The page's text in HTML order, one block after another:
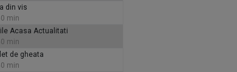
din vis
min
Acasa Actualitati
min
de gheata
min